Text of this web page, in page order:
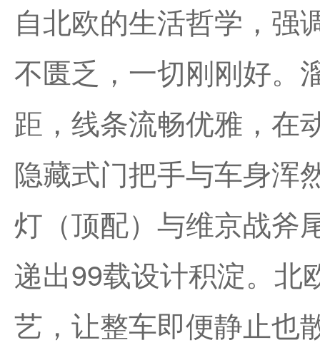
自北欧的生活哲学，强
不匮乏，一切刚刚好。
距，线条流畅优雅，在
隐藏式门把手与车身浑
灯（顶配）与维京战斧
递出99载设计积淀。北
艺，让整车即便静止也